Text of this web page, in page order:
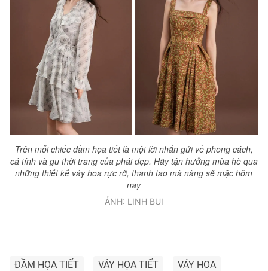
Trên mỗi chiếc đầm họa tiết là một lời nhắn gửi về phong cách,
cá tính và gu thời trang của phái đẹp. Hãy tận hưởng mùa hè qua
những thiết kế váy hoa rực rỡ, thanh tao mà nàng sẽ mặc hôm
nay
ẢNH: LINH BUI
ĐẦM HỌA TIẾT VÁY HỌA TIẾT
VÁY HOA